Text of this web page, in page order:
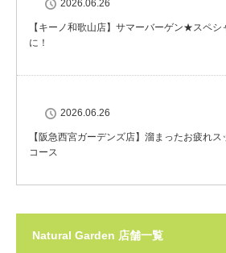
2026.06.26
【キーノ和歌山店】サマーバーゲン★スペ
に！
2026.06.26
【阪急西宮ガーデンズ店】溜まったお疲れ
コース
Natural Garden 店舗一覧